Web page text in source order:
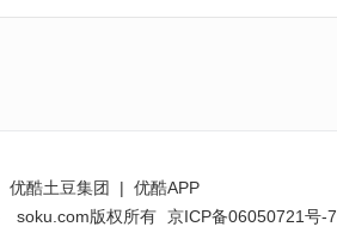
优酷土豆集团 | 优酷APP
soku.com版权所有 京ICP备06050721号-7